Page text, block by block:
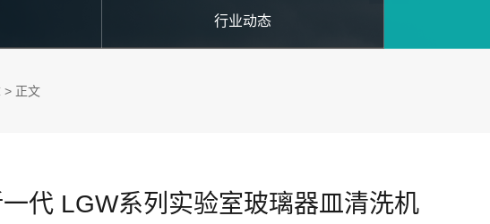
行业动态
> 正文
代 LGW系列实验室玻璃器皿清洗机